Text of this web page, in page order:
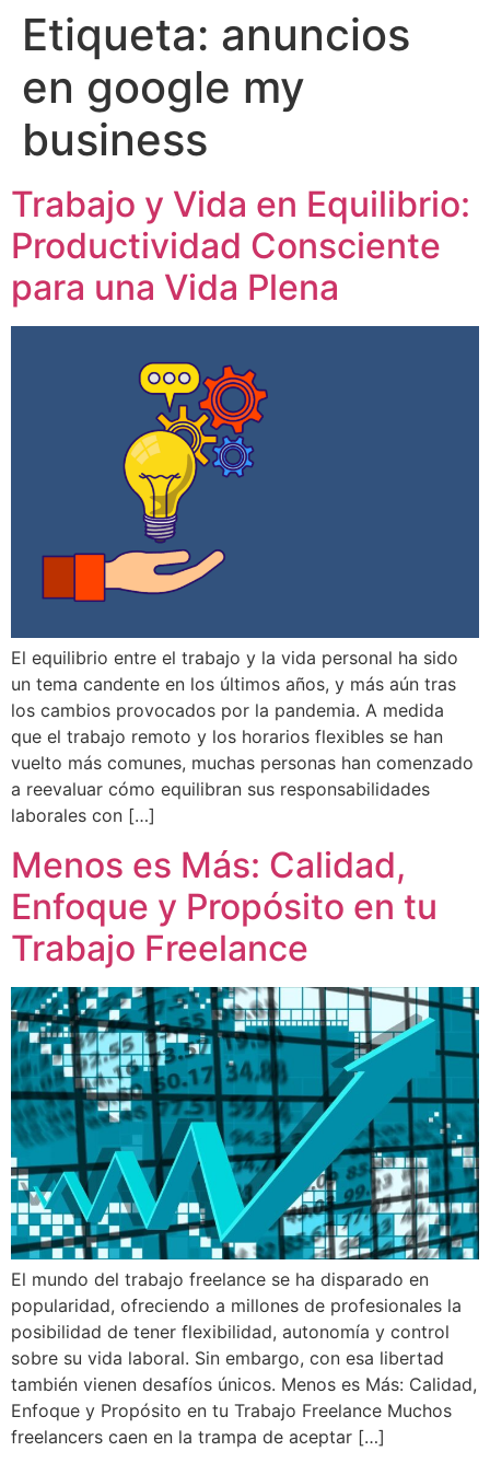
Etiqueta: anuncios
en google my
business
Trabajo y Vida en Equilibrio:
Productividad Consciente
para una Vida Plena
El equilibrio entre el trabajo y la vida personal ha sido
un tema candente en los últimos años, y más aún tras
los cambios provocados por la pandemia. A medida
que el trabajo remoto y los horarios flexibles se han
vuelto más comunes, muchas personas han comenzado
a reevaluar cómo equilibran sus responsabilidades
laborales con […]
Menos es Más: Calidad,
Enfoque y Propósito en tu
Trabajo Freelance
El mundo del trabajo freelance se ha disparado en
popularidad, ofreciendo a millones de profesionales la
posibilidad de tener flexibilidad, autonomía y control
sobre su vida laboral. Sin embargo, con esa libertad
también vienen desafíos únicos. Menos es Más: Calidad,
Enfoque y Propósito en tu Trabajo Freelance Muchos
freelancers caen en la trampa de aceptar […]